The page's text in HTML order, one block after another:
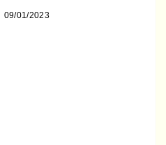
09/01/2023